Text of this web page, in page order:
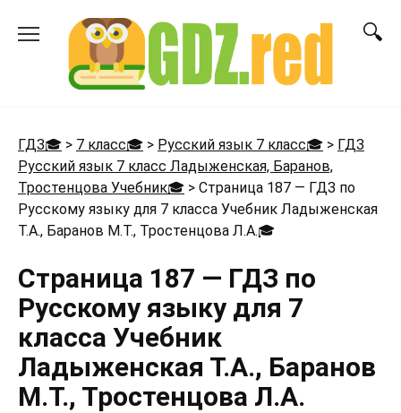
ГДЗ🎓 > 7 класс🎓 > Русский язык 7 класс🎓 > ГДЗ
Русский язык 7 класс Ладыженская, Баранов,
Тростенцова Учебник🎓 > Страница 187 — ГДЗ по
Русскому языку для 7 класса Учебник Ладыженская
Т.А., Баранов М.Т., Тростенцова Л.А.🎓
Страница 187 — ГДЗ по
Русскому языку для 7
класса Учебник
Ладыженская Т.А., Баранов
М.Т., Тростенцова Л.А.